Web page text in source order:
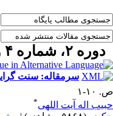
دوره ۲، شماره ۴ و ۵ - ( پاییز و زمستان ۱۳۸۵ )
سرمقاله: سنت
ص. ۱۰-۱
حبیب اله آیت اللهی*